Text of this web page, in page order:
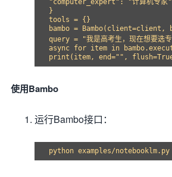
}
tools = {}
bambo = Bambo(client=client,
query = "我是高考生，现在想要选专
async for item in
使用Bambo
运行Bambo接口：